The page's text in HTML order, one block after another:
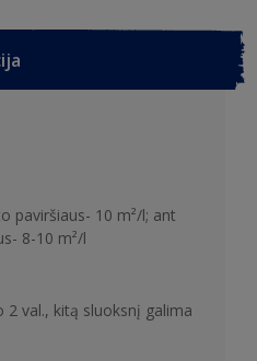
paviršiaus- 10 m²/l; ant
8-10 m²/l
2 val., kitą sluoksnį galima